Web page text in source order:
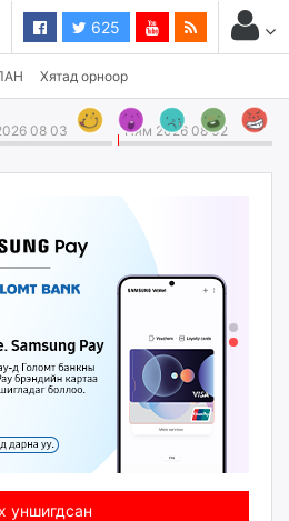
625
Хятад орноор
08 03 Ням 2026 08 02
уншигдсан